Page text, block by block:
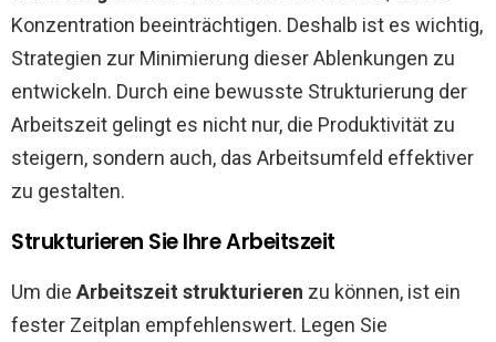
Konzentration beeinträchtigen. Deshalb ist es wichtig,
Strategien zur Minimierung dieser Ablenkungen zu
entwickeln. Durch eine bewusste Strukturierung der
Arbeitszeit gelingt es nicht nur, die Produktivität zu
steigern, sondern auch, das Arbeitsumfeld effektiver
zu gestalten.
Strukturieren Sie Ihre Arbeitszeit
Um die Arbeitszeit strukturieren zu können, ist ein
fester Zeitplan empfehlenswert. Legen Sie